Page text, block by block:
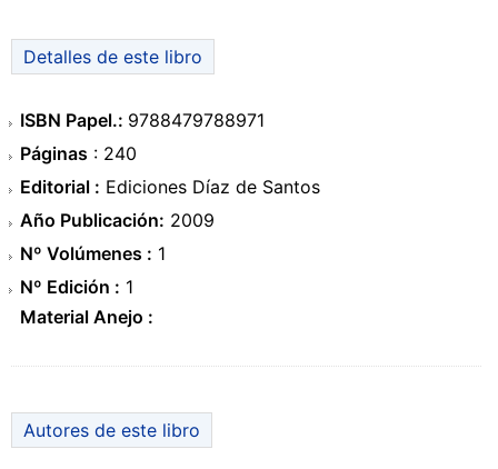
Detalles de este libro
ISBN Papel.: 9788479788971
Páginas : 240
Editorial : Ediciones Díaz de Santos
Año Publicación: 2009
Nº Volúmenes : 1
Nº Edición : 1
Material Anejo :
Autores de este libro